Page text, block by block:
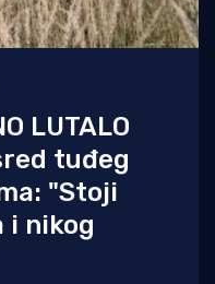
LUTALO
tuđeg
"Stoji
i nikog